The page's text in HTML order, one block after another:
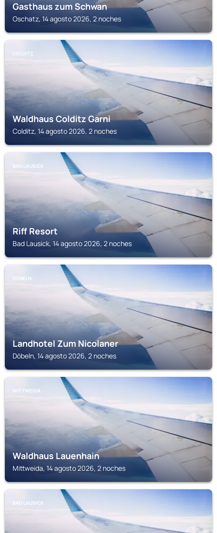
Gasthaus zum Schwan
Oschatz, 14 agosto 2026, 2 noches
COLDITZ
Waldhaus Colditz Garni
Colditz, 14 agosto 2026, 2 noches
BAD LAUSICK
Riff Resort
Bad Lausick, 14 agosto 2026, 2 noches
DÖBELN
Landhotel Zum Nicolaner
Döbeln, 14 agosto 2026, 2 noches
MITTWEIDA
Waldhaus Lauenhain
Mittweida, 14 agosto 2026, 2 noches
BAD LAUSICK